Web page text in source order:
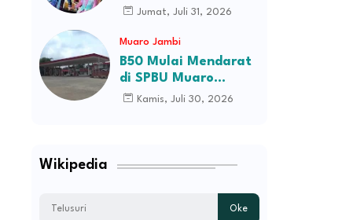
Jambi di Balik
Batik Ibu Gubernur
Jumat, Juli 31, 2026
Muaro Jambi
B50 Mulai Mendarat
di SPBU Muaro
Jambi, Stok Ludes
Kamis, Juli 30, 2026
Wikipedia